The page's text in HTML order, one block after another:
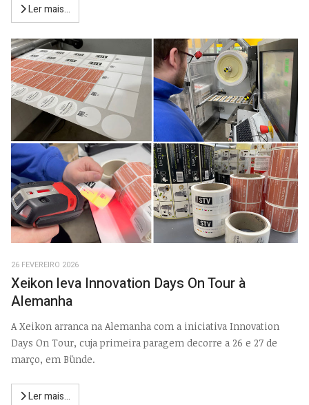
Ler mais...
26 FEVEREIRO 2026
Xeikon leva Innovation Days On Tour à
Alemanha
A Xeikon arranca na Alemanha com a iniciativa Innovation
Days On Tour, cuja primeira paragem decorre a 26 e 27 de
março, em Bünde.
Ler mais...